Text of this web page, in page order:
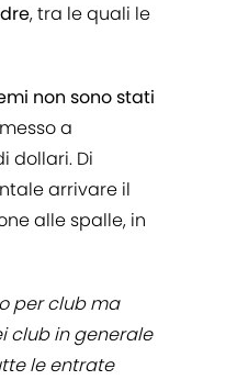
, tra le quali le
non sono stati
a
dollari. Di
arrivare il
alle spalle, in
per club ma
club in generale
le entrate